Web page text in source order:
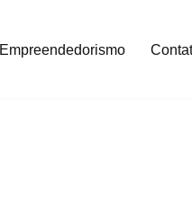
Empreendedorismo